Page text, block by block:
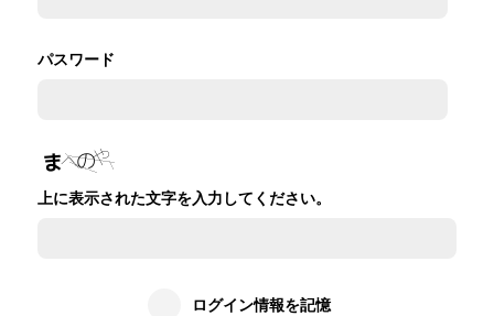
パスワード
上に表示された文字を入力してください。
ログイン情報を記憶